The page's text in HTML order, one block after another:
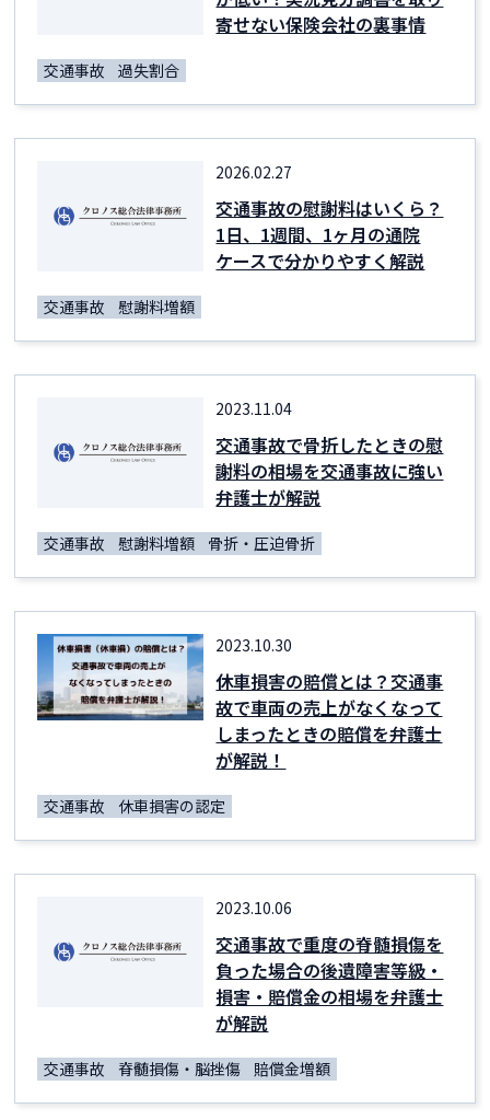
寄せない保険会社の裏事情
交通事故 過失割合
2026.02.27
交通事故の慰謝料はいくら？
1日、1週間、1ヶ月の通院
ケースで分かりやすく解説
交通事故 慰謝料増額
2023.11.04
交通事故で骨折したときの慰
謝料の相場を交通事故に強い
弁護士が解説
交通事故 慰謝料増額 骨折・圧迫骨折
2023.10.30
休車損害の賠償とは？交通事
故で車両の売上がなくなって
しまったときの賠償を弁護士
が解説！
交通事故 休車損害の認定
2023.10.06
交通事故で重度の脊髄損傷を
負った場合の後遺障害等級・
損害・賠償金の相場を弁護士
が解説
交通事故 脊髄損傷・脳挫傷 賠償金増額